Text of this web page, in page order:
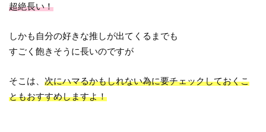
超絶長い！
しかも自分の好きな推しが出てくるまでも
すごく飽きそうに長いのですが
そこは、次にハマるかもしれない為に要チェックしておくこ
ともおすすめしますよ！